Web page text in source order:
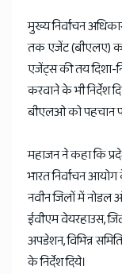
मुख्य निर्वाचन
तक एजेंट (बीएलए)
एजेंट्स की तय दिशा-
करवाने के भी निर्देश
बीएलओ को पहचान
महाजन ने कहा कि
भारत निर्वाचन आयोग
नवीन जिलों में नोडल
ईवीएम वेयरहाउस,
अपडेशन, विभिन्न
के निर्देश दिये।